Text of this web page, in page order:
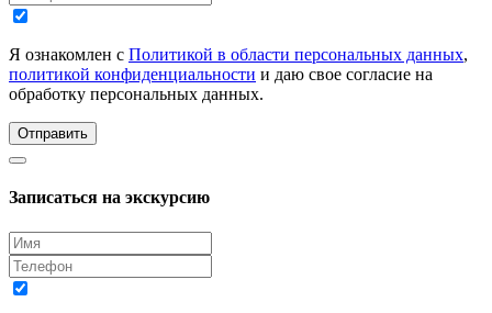
Я ознакомлен с Политикой в области персональных данных,
политикой конфиденциальности и даю свое согласие на
обработку персональных данных.
Отправить
Записаться на экскурсию